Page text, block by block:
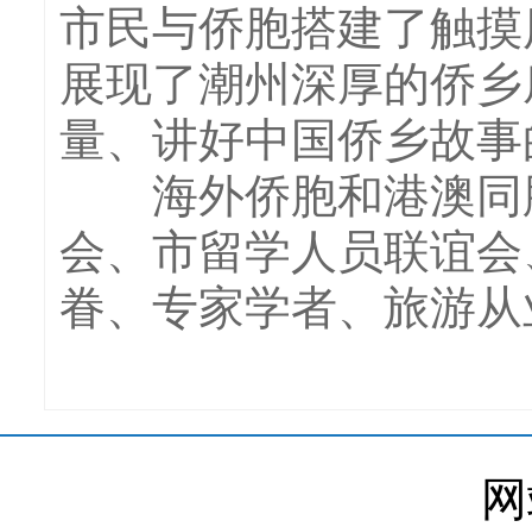
市民与侨胞搭建了触
展现了潮州深厚的侨
量、讲好中国侨乡故
海外侨胞和港澳同
会、市留学人员联谊
眷、专家学者、旅游